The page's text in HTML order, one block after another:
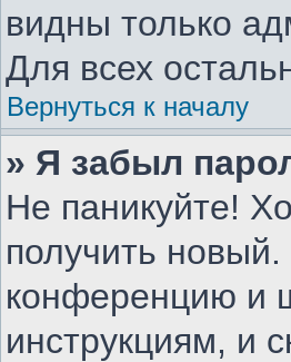
видны только
Для всех
Вернуться к началу
» Я забыл
Не паникуйте!
получить
конференцию и
инструкциям, и